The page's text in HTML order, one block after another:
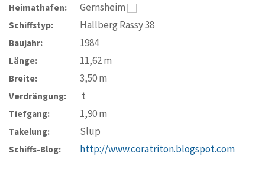
Heimathafen:
Gernsheim
Schiffstyp: Hallberg Rassy 38
Baujahr: 1984
Länge: 11,62m
Breite: 3,50m
Verdrängung: t
Tiefgang: 1,90m
Takelung: Slup
Schiffs-Blog: http://www.coratriton.blogspot.com